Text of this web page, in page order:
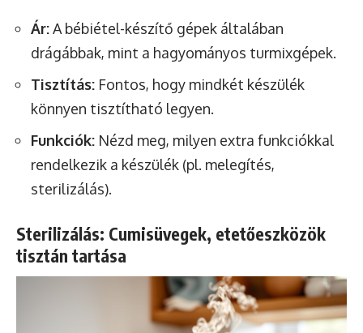
Ár:A bébiétel-készítő gépek általában
drágábbak, mint a hagyományos turmixgépek.
Tisztítás: Fontos, hogy mindkét készülék
könnyen tisztítható legyen.
Funkciók: Nézd meg, milyen extra funkciókkal
rendelkezik a készülék (pl. melegítés,
sterilizálás).
Sterilizálás: Cumisüvegek, etetőeszközök
tisztán tartása